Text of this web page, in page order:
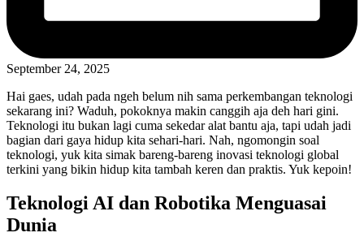
September 24, 2025
Hai gaes, udah pada ngeh belum nih sama perkembangan teknologi
sekarang ini? Waduh, pokoknya makin canggih aja deh hari gini.
Teknologi itu bukan lagi cuma sekedar alat bantu aja, tapi udah jadi
bagian dari gaya hidup kita sehari-hari. Nah, ngomongin soal
teknologi, yuk kita simak bareng-bareng inovasi teknologi global
terkini yang bikin hidup kita tambah keren dan praktis. Yuk kepoin!
Teknologi AI dan Robotika Menguasai
Dunia